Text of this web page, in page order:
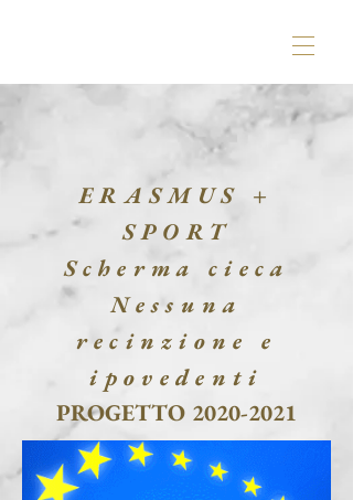
ERASMUS +
SPORT
Scherma cieca
Nessuna
recinzione e
ipovedenti
PROGETTO 2020-2021